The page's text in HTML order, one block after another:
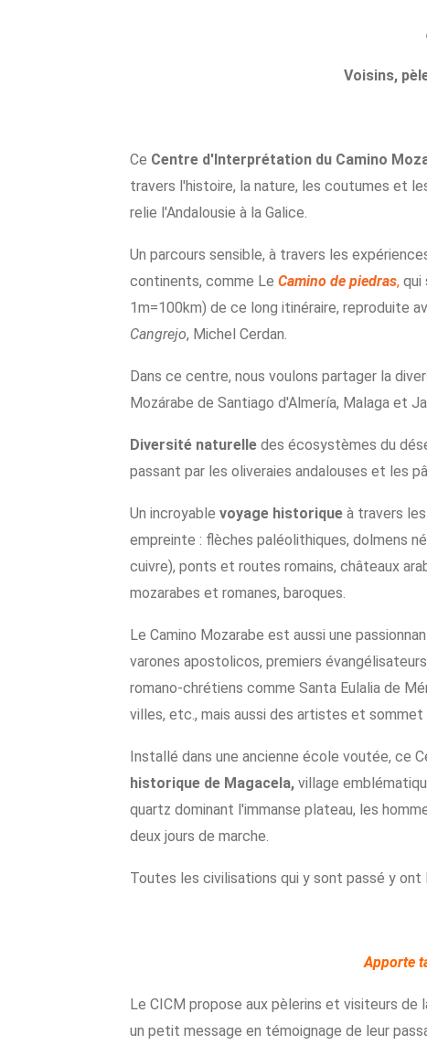
Voisins,
Ce Centre d'Interprétation du Camino
travers l'histoire, la nature, les coutumes et
relie l'Andalousie à la Galice.
Un parcours sensible, à travers les
continents, comme Le Camino de piedras, qui
1m=100km) de ce long itinéraire, reproduite
Cangrejo, Michel Cerdan.
Dans ce centre, nous voulons partager la
Mozárabe de Santiago d'Almería, Malaga et
Diversité naturelle des écosystèmes du
passant par les oliveraies andalouses et les
Un incroyable voyage historique à travers
empreinte : flèches paléolithiques, dolmens
cuivre), ponts et routes romains, châteaux
mozarabes et romanes, baroques.
Le Camino Mozarabe est aussi une
varones apostolicos, premiers
romano-chrétiens comme Santa Eulalia de
villes, etc., mais aussi des artistes et
Installé dans une ancienne école voutée, ce
historique de Magacela, village
quartz dominant l'immanse plateau, les
deux jours de marche.
Toutes les civilisations qui y sont passé y ont
Apporte
Le CICM propose aux pèlerins et visiteurs de
un petit message en témoignage de leur